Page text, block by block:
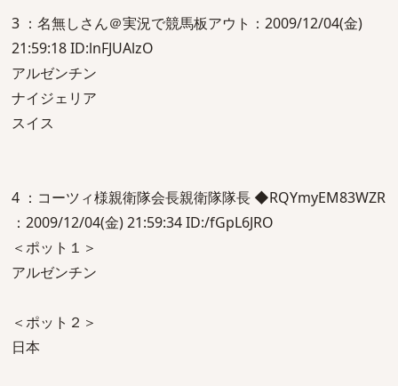
3 ：名無しさん＠実況で競馬板アウト：2009/12/04(金)
21:59:18 ID:lnFJUAlzO
アルゼンチン
ナイジェリア
スイス
4 ：コーツィ様親衛隊会長親衛隊隊長 ◆RQYmyEM83WZR
：2009/12/04(金) 21:59:34 ID:/fGpL6JRO
＜ポット１＞
アルゼンチン
＜ポット２＞
日本